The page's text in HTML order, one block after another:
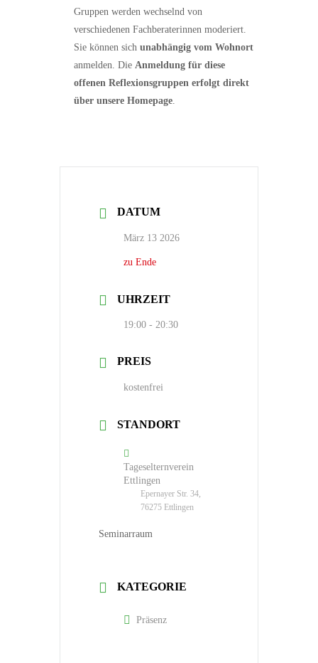
Gruppen werden wechselnd von
verschiedenen Fachberaterinnen moderiert.
Sie können sich unabhängig vom Wohnort
anmelden. Die Anmeldung für diese
offenen Reflexionsgruppen erfolgt direkt
über unsere Homepage.
DATUM
März 13 2026
zu Ende
UHRZEIT
19:00 - 20:30
PREIS
kostenfrei
STANDORT
Tageselternverein
Ettlingen
Epernayer Str. 34,
76275 Ettlingen
Seminarraum
KATEGORIE
Präsenz